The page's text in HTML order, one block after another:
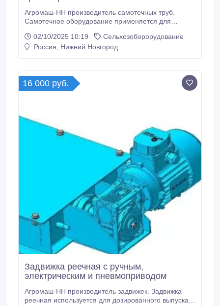
Агромаш-НН производитель самотечных труб.
Самотечное оборудование применяется для
собственного веса. Компания Агромаш-НН
производит весь спектр самотечного транспорта,
02/10/2025 10:19
Сельхозоборорудование
Россия, Нижний Новгород
16 000 руб.
Задвижка реечная с ручным,
электрическим и пневмоприводом
Агромаш-НН производитель задвижек. Задвижка
реечная используется для дозированного выпуска